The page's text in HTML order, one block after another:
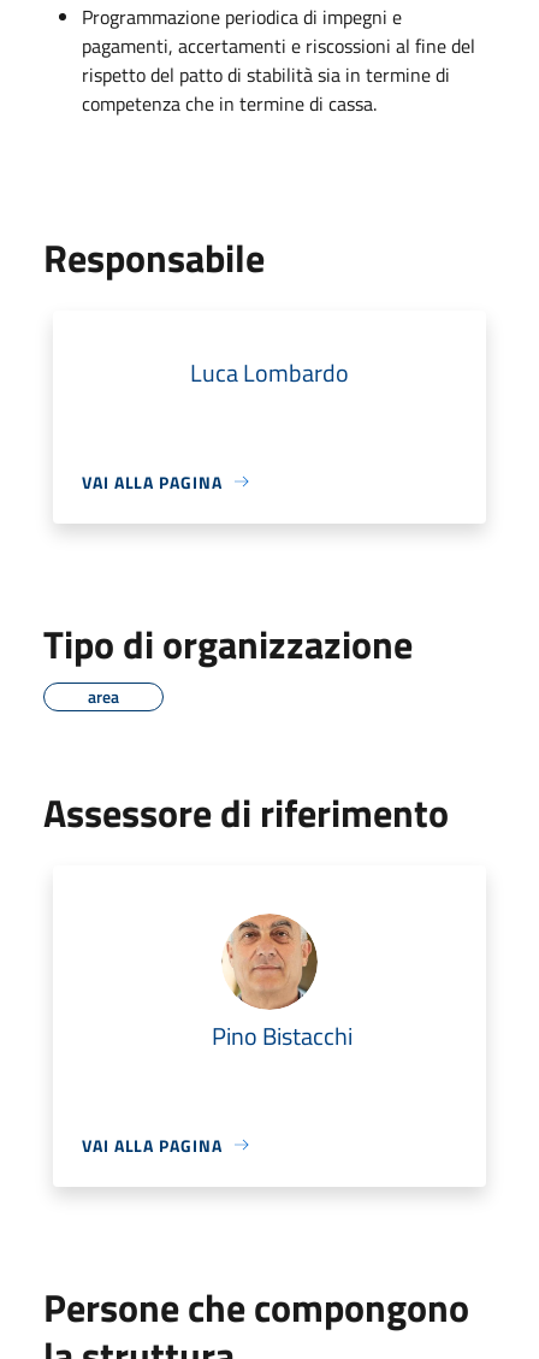
Programmazione periodica di impegni e
pagamenti, accertamenti e riscossioni al fine del
rispetto del patto di stabilità sia in termine di
competenza che in termine di cassa.
Responsabile
Luca Lombardo
VAI ALLA PAGINA
Tipo di organizzazione
area
Assessore di riferimento
Pino Bistacchi
VAI ALLA PAGINA
Persone che compongono